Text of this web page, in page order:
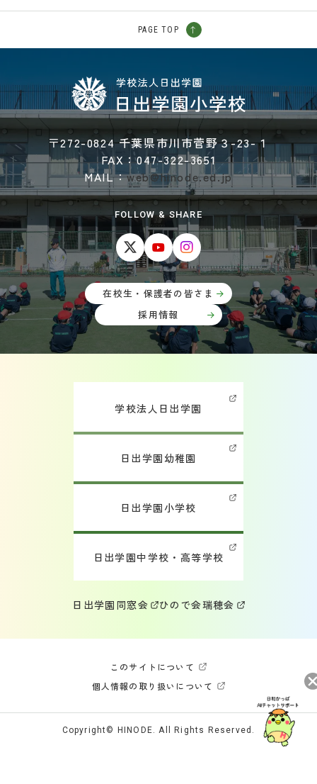
PAGE TOP
〒272-0824 千葉県市川市菅野３-23-１
FAX：047-322-3651
MAIL：web@hinode.ed.jp
FOLLOW & SHARE
在校生・保護者の皆さま
採用情報
学校法人日出学園
日出学園幼稚園
日出学園小学校
日出学園中学校・高等学校
日出学園同窓会 ひので会瑞穂会
このサイトについて
個人情報の取り扱いについて
Copyright© HINODE. All Rights Reserved.